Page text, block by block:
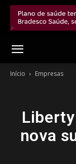
Início Empresas
nova